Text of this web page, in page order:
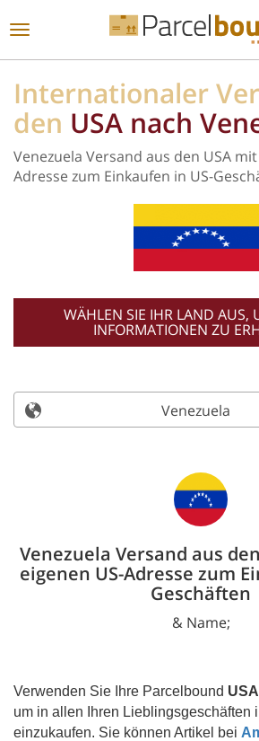
ALLE ANKÜNDIGUNGEN
Toggle
Internationaler
den USA nach
Venezuela Versand aus den USA
Adresse zum Einkaufen in US-
WÄHLEN SIE IHR LAND AUS,
INFORMATIONEN ZU
Venezuela
Venezuela Versand aus
eigenen US-Adresse zum
Geschäften
& Name;
Verwenden Sie Ihre Parcelbound
um in allen Ihren Lieblingsgeschäften
einzukaufen. Sie können Artikel bei